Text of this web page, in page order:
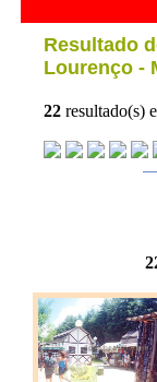
Resultado
Lourenço -
22resultado(s)